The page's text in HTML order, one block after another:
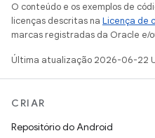
O conteúdo e os exemplos de
licenças descritas na Licença de
marcas registradas da Oracle e/
Última atualização 2026-06-22
CRIAR
Repositório do Android